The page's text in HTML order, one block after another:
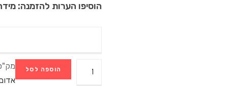
הוסיפו הערות להזמנה:
הוספה לסל